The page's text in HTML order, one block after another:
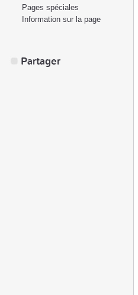
Pages spéciales
Information sur la page
Partager